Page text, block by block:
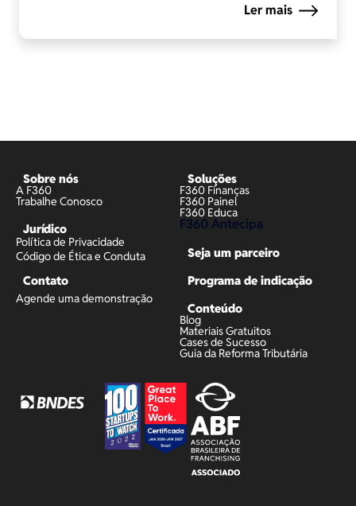
Ler mais
Sobre nós
A F360
Trabalhe Conosco
Jurídico
Política de Privacidade
Código de Ética e Conduta
Contato
Agende uma demonstração
Soluções
F360 Finanças
F360 Painel
F360 Educa
F360 Antecipa
Seja um parceiro
Programa de indicação
Conteúdo
Blog
Materiais Gratuitos
Cases de Sucesso
Guia da Reforma Tributária